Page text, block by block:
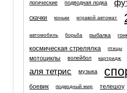
логические подводная лодка
скачки коньки игравой автомат
автомобиль борьба рыбалка
космическая стрелялка птицы
мотоциклы волейбол картридж
аля тетрис музыка
боевик подводный мир телешоу